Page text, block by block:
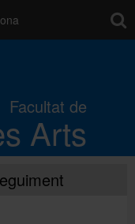
Facultat de
Arts